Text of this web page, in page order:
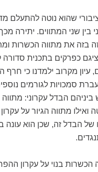
ציבורי שהוא נוטה להתעלם
בין שני המתווים. יתירה
זה בזה את מתווה הכשרות
כפרקים בתכנית סדורה
עיון מקרוב ילמדנו כי חרף
סמכויות לגורמים
ביניהם הבדל עקרוני:
ואילו מתווה הגיור על
הבדל זה, שכן הוא עונה
הכשרות בנוי על עקרון